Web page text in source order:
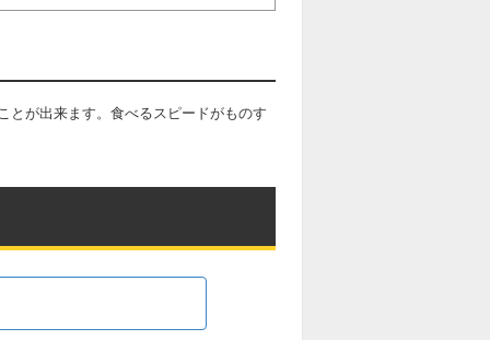
とが出来ます。食べるスピードがものす